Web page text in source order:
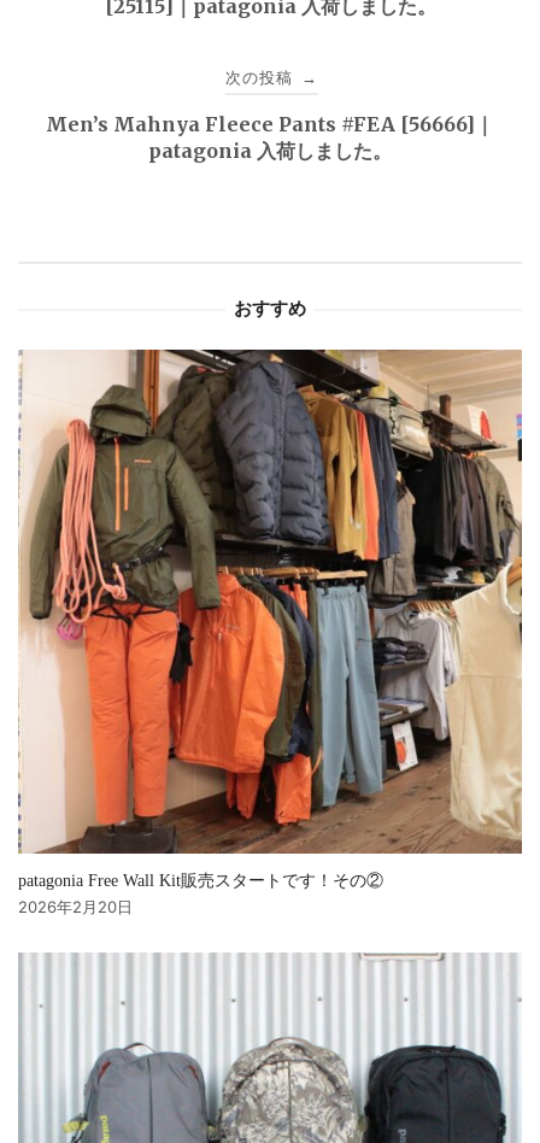
[25115]｜patagonia 入荷しました。
次の投稿 →
Men’s Mahnya Fleece Pants #FEA [56666]｜
patagonia 入荷しました。
おすすめ
patagonia Free Wall Kit販売スタートです！その②
2026年2月20日